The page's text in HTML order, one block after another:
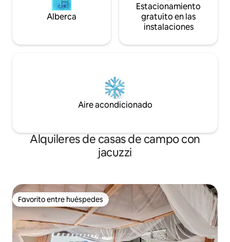
Alberca
Estacionamiento
gratuito en las
instalaciones
Aire acondicionado
Alquileres de casas de campo con
jacuzzi
Favorito entre huéspedes
Favorito entre huéspedes